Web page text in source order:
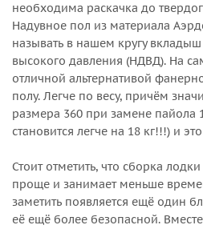
необходима раскачка до
Надувное пол из материала
называть в нашем кругу
высокого давления (НДВД). На
отличной альтернативой
полу. Легче по весу, причём
размера 360 при замене пайола
становится легче на 18 кг!!!) и
Стоит отметить, что сборка
проще и занимает меньше
заметить появляется ещё один
её ещё более безопасной.